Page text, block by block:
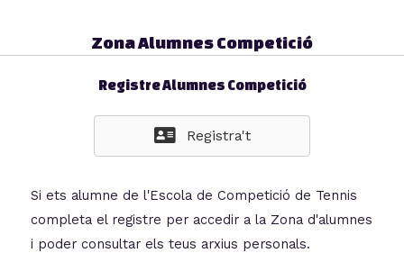
Zona Alumnes Competició
Registre Alumnes Competició
Registra't
Si ets alumne de l'Escola de Competició de Tennis
completa el registre per accedir a la Zona d'alumnes
i poder consultar els teus arxius personals.